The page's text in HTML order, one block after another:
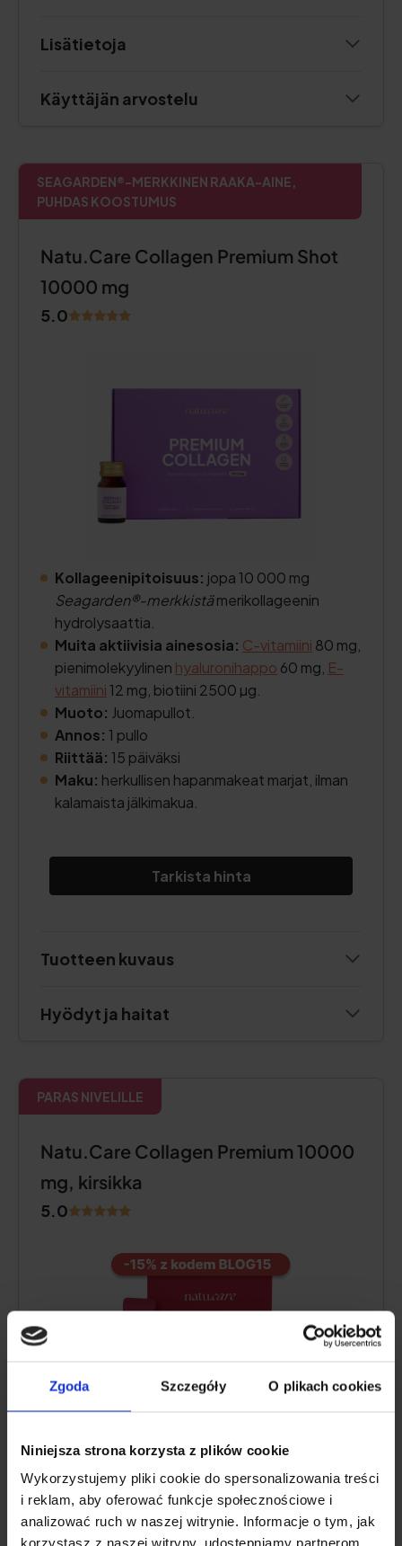
Zgoda Szczegóły O plikach cookies
Niniejsza strona korzysta z plików cookie
Wykorzystujemy pliki cookie do spersonalizowania treści
i reklam, aby oferować funkcje społecznościowe i
analizować ruch w naszej witrynie. Informacje o tym, jak
korzystasz z naszej witryny, udostępniamy partnerom
Lisätietoja
Käyttäjän arvostelu
SEAGARDEN®-MERKKINEN RAAKA-AINE,
PUHDAS KOOSTUMUS
Natu.Care Collagen Premium Shot
10000 mg
5.0
Kollageenipitoisuus: jopa 10 000 mg
Seagarden®-merkkistämerikollageenin
hydrolysaattia.
Muita aktiivisia ainesosia: C-vitamiini 80 mg,
pienimolekyylinen hyaluronihappo 60 mg, E-
vitamiini12 mg, biotiini 2500 µg.
Muoto: Juomapullot.
Annos: 1 pullo
Riittää: 15 päiväksi
Maku: herkullisen hapanmakeat marjat, ilman
kalamaista jälkimakua.
Tarkista hinta
Tuotteen kuvaus
Hyödyt ja haitat
PARAS NIVELILLE
Natu.Care Collagen Premium 10000
mg, kirsikka
5.0
Kollageenipitoisuus: 10 000 mg
COLLinstant® naudan
kollageenihydrolysaattia.
Muita aktiivisia ainesosia:C-vitamiini,